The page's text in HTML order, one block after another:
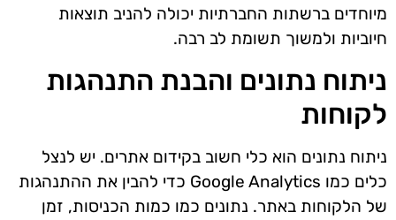
מיוחדים ברשתות החברתיות יכולה להניב תוצאות
חיוביות ולמשוך תשומת לב רבה.
ניתוח נתונים והבנת התנהגות
לקוחות
ניתוח נתונים הוא כלי חשוב בקידום אתרים. יש לנצל
כלים כמו Google Analytics כדי להבין את ההתנהגות
של הלקוחות באתר. נתונים כמו כמות הכניסות, זמן